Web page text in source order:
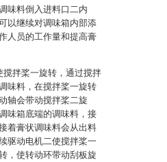
味料倒入进料口二内
以继续对调味箱内部添
人员的工作量和提高膏
拌桨一旋转，通过搅拌
味料，在搅拌桨一旋转
轴会带动搅拌桨二旋
味箱底端的调味料，接
着膏状调味料会从出料
驱动电机二使搅拌桨一
，使转动环带动刮板旋